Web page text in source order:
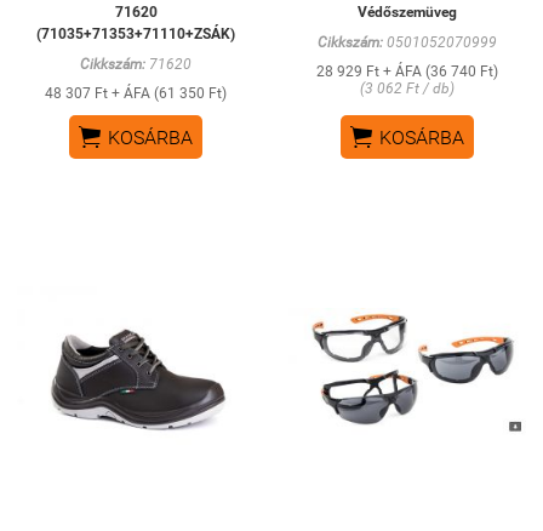
71620
(71035+71353+71110+ZSÁK)
Cikkszám: 71620
48 307 Ft + ÁFA (61 350 Ft)
 KOSÁRBA
Védőszemüveg
Cikkszám: 0501052070999
28 929 Ft + ÁFA (36 740 Ft)
(3 062 Ft / db)
 KOSÁRBA